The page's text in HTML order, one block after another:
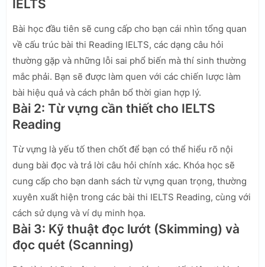
IELTS
Bài học đầu tiên sẽ cung cấp cho bạn cái nhìn tổng quan
về cấu trúc bài thi Reading IELTS, các dạng câu hỏi
thường gặp và những lỗi sai phổ biến mà thí sinh thường
mắc phải. Bạn sẽ được làm quen với các chiến lược làm
bài hiệu quả và cách phân bổ thời gian hợp lý.
Bài 2: Từ vựng cần thiết cho IELTS
Reading
Từ vựng là yếu tố then chốt để bạn có thể hiểu rõ nội
dung bài đọc và trả lời câu hỏi chính xác. Khóa học sẽ
cung cấp cho bạn danh sách từ vựng quan trọng, thường
xuyên xuất hiện trong các bài thi IELTS Reading, cùng với
cách sử dụng và ví dụ minh họa.
Bài 3: Kỹ thuật đọc lướt (Skimming) và
đọc quét (Scanning)